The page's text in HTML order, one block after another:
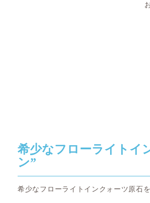
希少なフローライトイ
ン”
希少なフローライトインクォーツ原石